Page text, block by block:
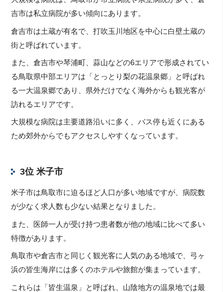
吉市は私立病院が多い傾向にあります。
倉吉市は土蔵が有名で、打吹玉川地区を中心に白壁土蔵の
街と呼ばれています。
また、倉吉市や琴浦町、蒜山などの6エリアで形成されてい
る鳥取県中部エリアは「とっとり梨の花温泉郷」と呼ばれ
る一大温泉郷であり、県外だけでなく海外からも観光客が
訪れるエリアです。
大規模な病院は主要道路沿いに多く、バス停も近くにある
ため郊外からでもアクセスしやすくなっています。
3位 米子市
米子市は鳥取市に迫るほど人口が多い地域ですが、病院数
が少なく求人数も少ない結果となりました。
また、医師一人が受け持つ患者数が他の地域に比べて多い
特徴があります。
鳥取市や倉吉市と同じく観光客に人気のある地域で、弓ヶ
浜の皆生海岸には多くのホテルや旅館が集まっています。
これらは「皆生温泉」と呼ばれ、山陰地方の温泉地では最